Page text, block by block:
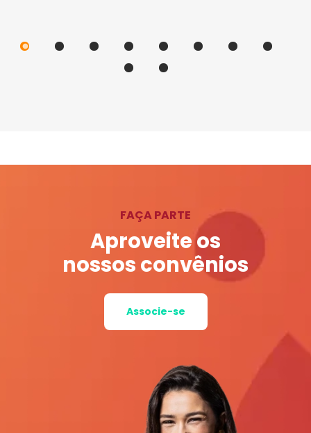
FAÇA PARTE
Aproveite os
nossos convênios
Associe-se